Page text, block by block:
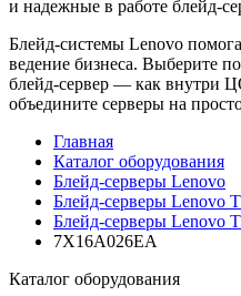
и надежные в работе блейд-
Блейд-системы Lenovo
ведение бизнеса. Выберите
блейд-сервер — как внутри
объедините серверы на
Главная
Каталог оборудования
Блейд-серверы Lenovo
Блейд-серверы Lenovo
Блейд-серверы Lenovo
7X16A026EA
Каталог оборудования